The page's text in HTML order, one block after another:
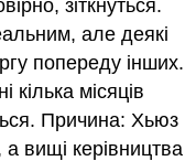
зіткнуться.
але деякі
попереду інших.
місяців
Причина: Хьюз
а вищі керівництва